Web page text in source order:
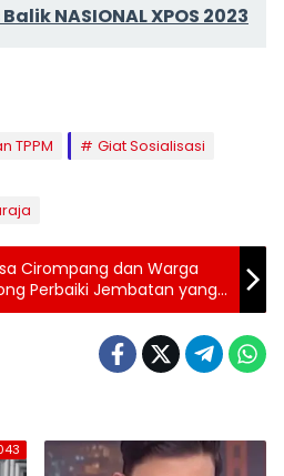
NASIONAL XPOS 2023
TPPM
Giat Sosialisasi
Cirompang dan Warga
Perbaiki Jembatan yang
Terputus